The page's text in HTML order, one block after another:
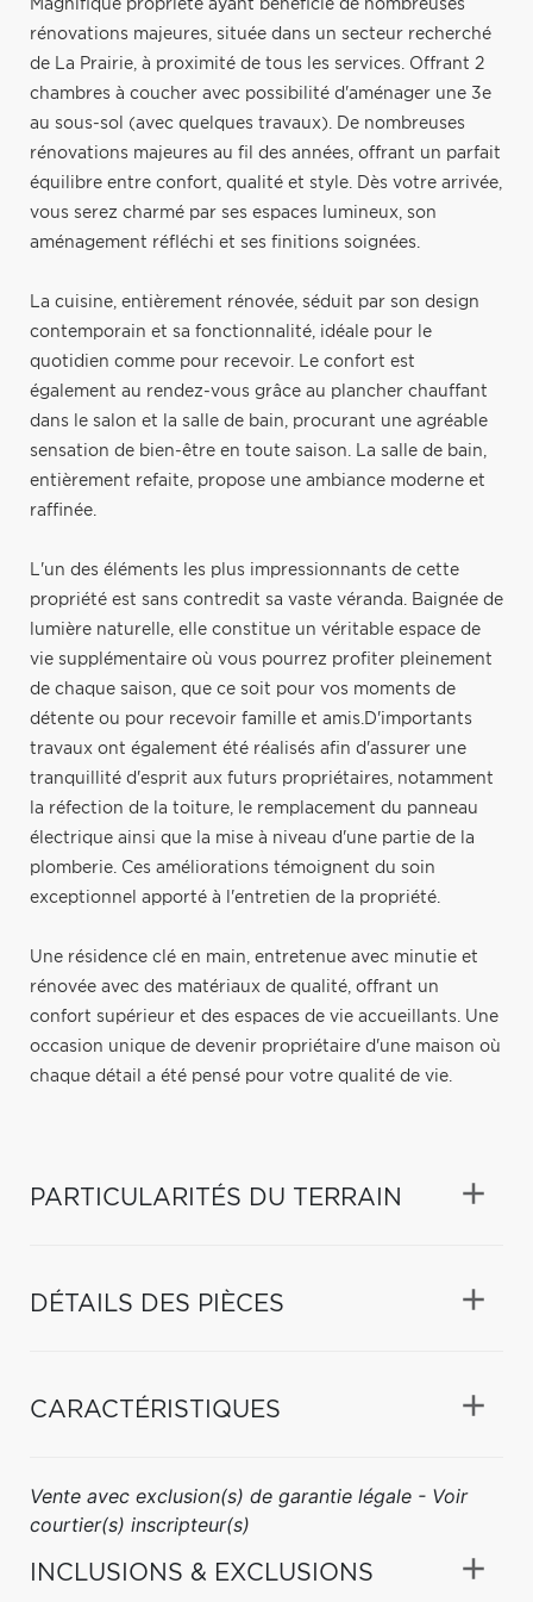
Magnifique propriété ayant bénéficié de nombreuses
rénovations majeures, située dans un secteur recherché
de La Prairie, à proximité de tous les services. Offrant 2
chambres à coucher avec possibilité d'aménager une 3e
au sous-sol (avec quelques travaux). De nombreuses
rénovations majeures au fil des années, offrant un parfait
équilibre entre confort, qualité et style. Dès votre arrivée,
vous serez charmé par ses espaces lumineux, son
aménagement réfléchi et ses finitions soignées.
La cuisine, entièrement rénovée, séduit par son design
contemporain et sa fonctionnalité, idéale pour le
quotidien comme pour recevoir. Le confort est
également au rendez-vous grâce au plancher chauffant
dans le salon et la salle de bain, procurant une agréable
sensation de bien-être en toute saison. La salle de bain,
entièrement refaite, propose une ambiance moderne et
raffinée.
L'un des éléments les plus impressionnants de cette
propriété est sans contredit sa vaste véranda. Baignée de
lumière naturelle, elle constitue un véritable espace de
vie supplémentaire où vous pourrez profiter pleinement
de chaque saison, que ce soit pour vos moments de
détente ou pour recevoir famille et amis.D'importants
travaux ont également été réalisés afin d'assurer une
tranquillité d'esprit aux futurs propriétaires, notamment
la réfection de la toiture, le remplacement du panneau
électrique ainsi que la mise à niveau d'une partie de la
plomberie. Ces améliorations témoignent du soin
exceptionnel apporté à l'entretien de la propriété.
Une résidence clé en main, entretenue avec minutie et
rénovée avec des matériaux de qualité, offrant un
confort supérieur et des espaces de vie accueillants. Une
occasion unique de devenir propriétaire d'une maison où
chaque détail a été pensé pour votre qualité de vie.
PARTICULARITÉS DU TERRAIN
DÉTAILS DES PIÈCES
CARACTÉRISTIQUES
Vente avec exclusion(s) de garantie légale - Voir
courtier(s) inscripteur(s)
INCLUSIONS & EXCLUSIONS